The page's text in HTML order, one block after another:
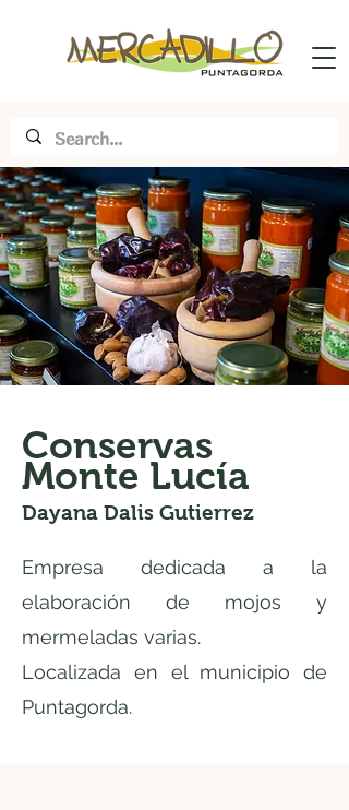
Conservas
Monte Lucía
Dayana Dalis Gutierrez
Empresa dedicada a la
elaboración de mojos y
mermeladas varias.
Localizada en el municipio de
Puntagorda.